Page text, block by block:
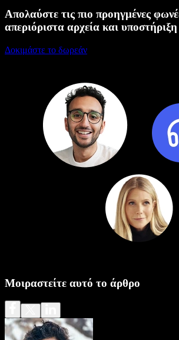
Απολαύστε τις πιο προηγμένες
απεριόριστα αρχεία και
Δοκιμάστε το δωρεάν
Μοιραστείτε αυτό το άρθρο